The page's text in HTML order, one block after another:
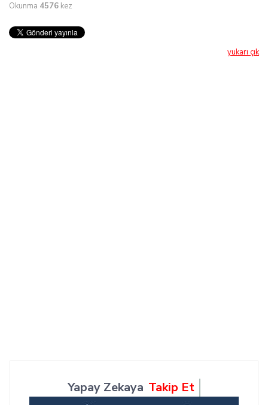
Okunma 4576 kez
yukarı çık
Yapay Zekaya Takip Et